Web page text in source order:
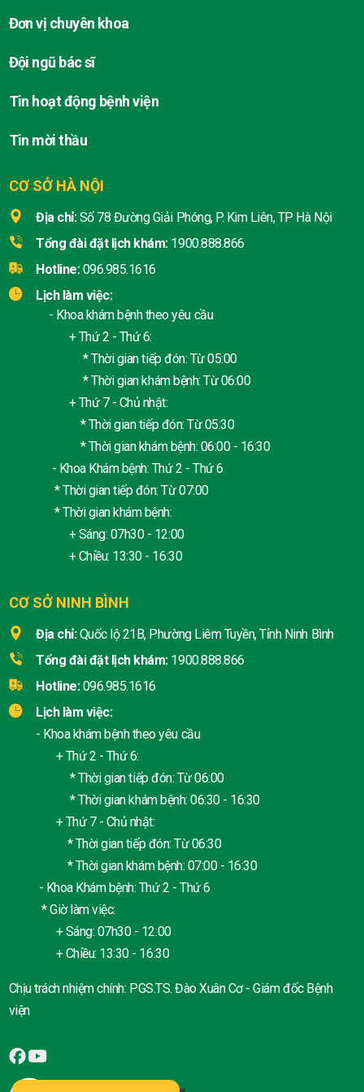
CƠ SỞ HÀ NỘI
Địa chỉ: Số 78 Đường Giải Phóng, P. Kim Liên, TP Hà Nội
Tổng đài đặt lịch khám: 1900.888.866
Hotline: 096.985.1616
Lịch làm việc:
- Khoa khám bệnh theo yêu cầu
+ Thứ 2 - Thứ 6:
* Thời gian tiếp đón: Từ 05:00
* Thời gian khám bệnh: Từ 06:00
+ Thứ 7 - Chủ nhật:
* Thời gian tiếp đón: Từ 05:30
* Thời gian khám bệnh: 06:00 - 16:30
- Khoa Khám bệnh: Thứ 2 - Thứ 6
* Thời gian tiếp đón: Từ 07:00
* Thời gian khám bệnh:
+ Sáng: 07h30 - 12:00
+ Chiều: 13:30 - 16:30
CƠ SỞ NINH BÌNH
Địa chỉ: Quốc lộ 21B, Phường Liêm Tuyền, Tỉnh Ninh Bình
Tổng đài đặt lịch khám: 1900.888.866
Hotline: 096.985.1616
Lịch làm việc:
- Khoa khám bệnh theo yêu cầu
+ Thứ 2 - Thứ 6:
* Thời gian tiếp đón: Từ 06:00
* Thời gian khám bệnh: 06:30 - 16:30
+ Thứ 7 - Chủ nhật:
* Thời gian tiếp đón: Từ 06:30
* Thời gian khám bệnh: 07:00 - 16:30
- Khoa Khám bệnh: Thứ 2 - Thứ 6
* Giờ làm việc:
+ Sáng: 07h30 - 12:00
+ Chiều: 13:30 - 16:30
Chịu trách nhiệm chính: PGS.TS. Đào Xuân Cơ - Giám đốc Bệnh
viện
Đơn vị chuyên khoa
Đội ngũ bác sĩ
Tin hoạt động bệnh viện
Tin mời thầu